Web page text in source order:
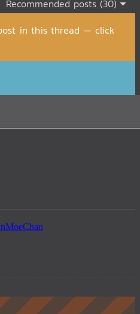
Recommended posts (30)
in this thread — click